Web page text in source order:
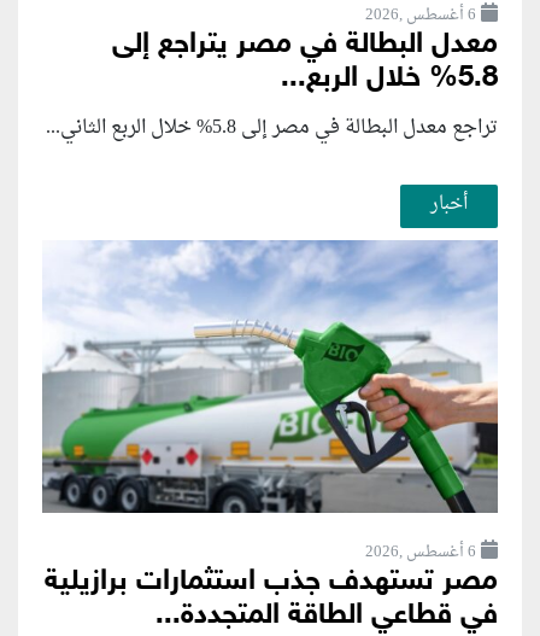
6 أغسطس ,2026
معدل البطالة في مصر يتراجع إلى
5.8% خلال الربع...
تراجع معدل البطالة في مصر إلى 5.8% خلال الربع الثاني...
أخبار
6 أغسطس ,2026
مصر تستهدف جذب استثمارات برازيلية
في قطاعي الطاقة المتجددة...